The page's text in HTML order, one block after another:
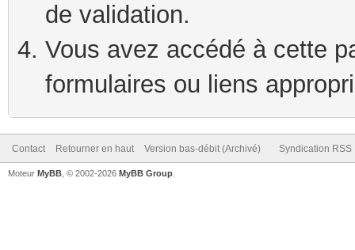
de validation.
Vous avez accédé à cette
formulaires ou liens
Contact Retourner en haut Version bas-débit (Archivé) Syndication RSS
Moteur MyBB , © 2002-2026 MyBB Group